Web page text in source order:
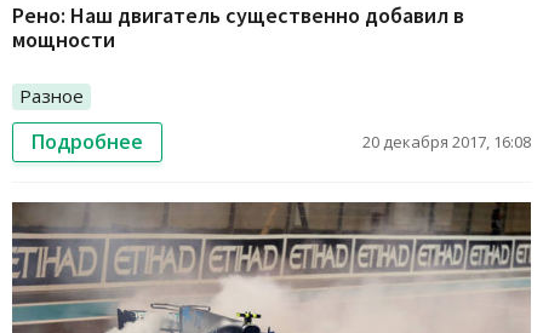
Рено: Наш двигатель существенно добавил в
мощности
Разное
Подробнее 20 декабря 2017, 16:08